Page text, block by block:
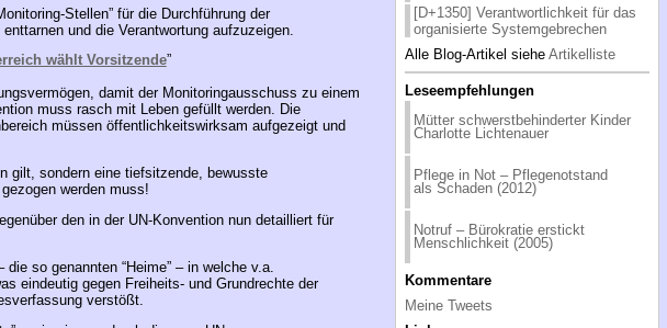
Stellen” für die Durchführung der
und die Verantwortung aufzuzeigen.
wählt Vorsitzende”
damit der Monitoringausschuss zu einem
muss rasch mit Leben gefüllt werden. Die
müssen öffentlichkeitswirksam aufgezeigt und
gilt, sondern eine tiefsitzende, bewusste
werden muss!
den in der UN-Konvention nun detailliert für
so genannten “Heime” – in welche v.a.
eindeutig gegen Freiheits- und Grundrechte der
verstößt.
[D+1350] Verantwortlichkeit für das
organisierte Systemgebrechen
Alle Blog-Artikel siehe Artikelliste
Leseempfehlungen
Mütter schwerstbehinderter Kinder
Charlotte Lichtenauer
Pflege in Not – Pflegenotstand
als Schaden (2012)
Notruf – Bürokratie erstickt
Menschlichkeit (2005)
Kommentare
Meine Tweets